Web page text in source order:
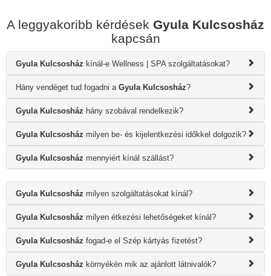
A leggyakoribb kérdések Gyula Kulcsosház
kapcsán
Gyula Kulcsosház kínál-e Wellness | SPA szolgáltatásokat?
Hány vendéget tud fogadni a Gyula Kulcsosház?
Gyula Kulcsosház hány szobával rendelkezik?
Gyula Kulcsosház milyen be- és kijelentkezési időkkel dolgozik?
Gyula Kulcsosház mennyiért kínál szállást?
Gyula Kulcsosház milyen szolgáltatásokat kínál?
Gyula Kulcsosház milyen étkezési lehetőségeket kínál?
Gyula Kulcsosház fogad-e el Szép kártyás fizetést?
Gyula Kulcsosház környékén mik az ajánlott látnivalók?